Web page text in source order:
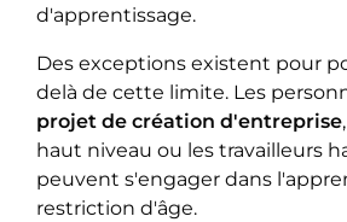
d'apprentissage.
Des exceptions existent pour
delà de cette limite. Les
projet de création d'entreprise
haut niveau ou les travailleurs
peuvent s'engager dans
restriction d'âge.